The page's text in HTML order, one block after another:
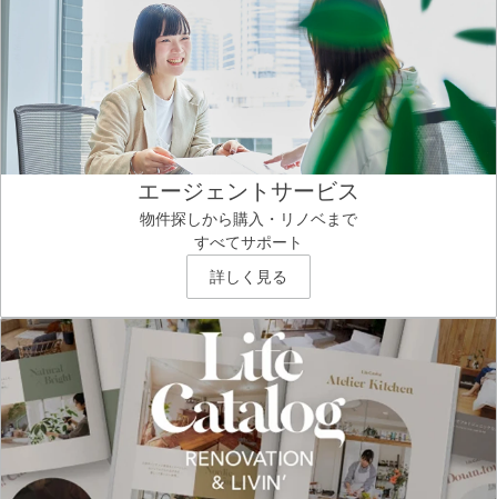
エージェントサービス
物件探しから購入・リノベまで
すべてサポート
詳しく見る